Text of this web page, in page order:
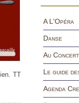
TT
A L'Opéra
Danse
Au Concert
Le guide
Agenda